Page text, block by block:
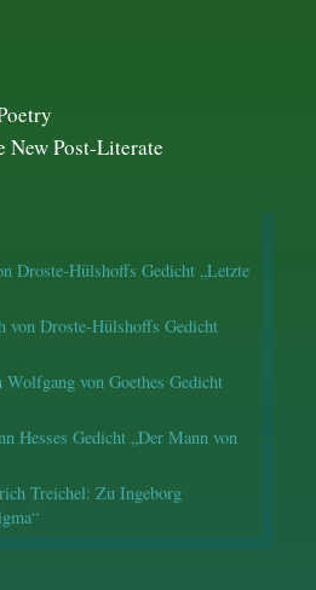
Post-Literate
Droste-Hülshoffs Gedicht „Letzte
von Droste-Hülshoffs Gedicht
Wolfgang von Goethes Gedicht
Hesses Gedicht „Der Mann von
Treichel: Zu Ingeborg